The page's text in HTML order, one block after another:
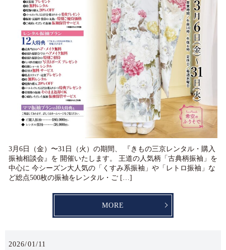
3月6日（金）〜31日（火）の期間、 『きもの三京レンタル・購入
振袖相談会』を 開催いたします。 王道の人気柄「古典柄振袖」を
中心に 今シーズン大人気の「くすみ系振袖」や「レトロ振袖」な
ど総点500枚の振袖をレンタル・ご […]
MORE
2026/01/11